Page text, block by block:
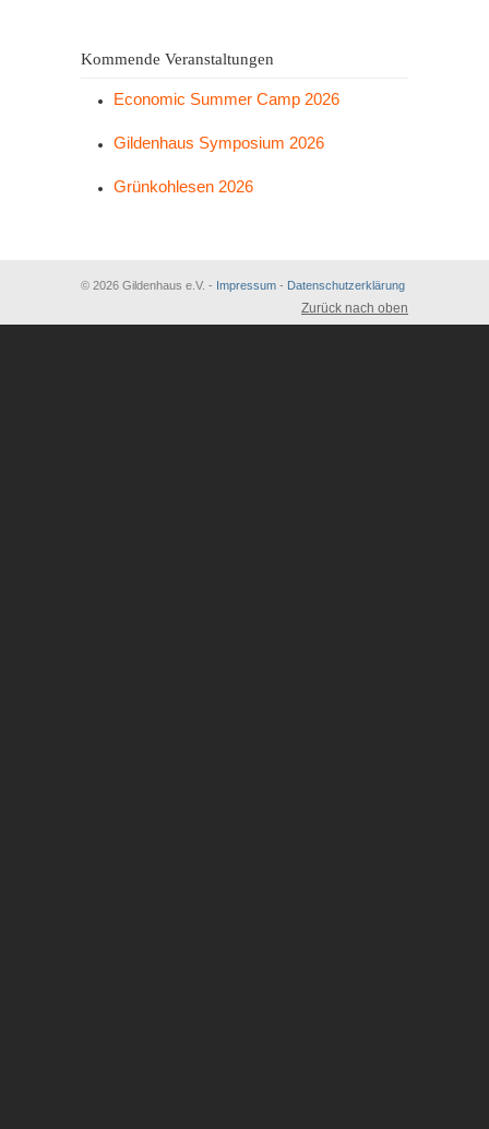
Kommende Veranstaltungen
Economic Summer Camp 2026
Gildenhaus Symposium 2026
Grünkohlesen 2026
© 2026 Gildenhaus e.V. - Impressum - Datenschutzerklärung
Zurück nach oben